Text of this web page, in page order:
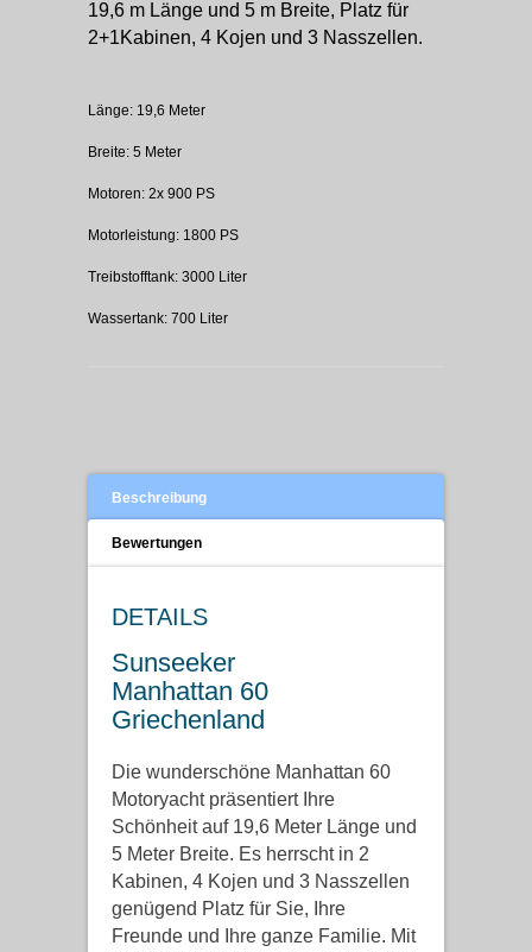
19,6 m Länge und 5 m Breite, Platz für
2+1Kabinen, 4 Kojen und 3 Nasszellen.
Länge: 19,6 Meter
Breite: 5 Meter
Motoren: 2x 900 PS
Motorleistung: 1800 PS
Treibstofftank: 3000 Liter
Wassertank: 700 Liter
Beschreibung
Bewertungen
DETAILS
Sunseeker
Manhattan 60
Griechenland
Die wunderschöne Manhattan 60
Motoryacht präsentiert Ihre
Schönheit auf 19,6 Meter Länge und
5 Meter Breite. Es herrscht in 2
Kabinen, 4 Kojen und 3 Nasszellen
genügend Platz für Sie, Ihre
Freunde und Ihre ganze Familie. Mit